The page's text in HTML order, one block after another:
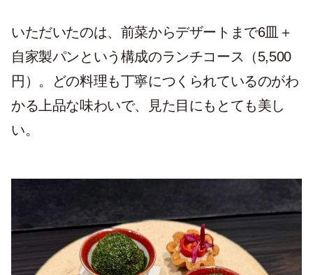
いただいたのは、前菜からデザートまで6皿＋
自家製パンという構成のランチコース（5,500
円）。どの料理も丁寧につくられているのがわ
かる上品な味わいで、見た目にもとても美し
い。